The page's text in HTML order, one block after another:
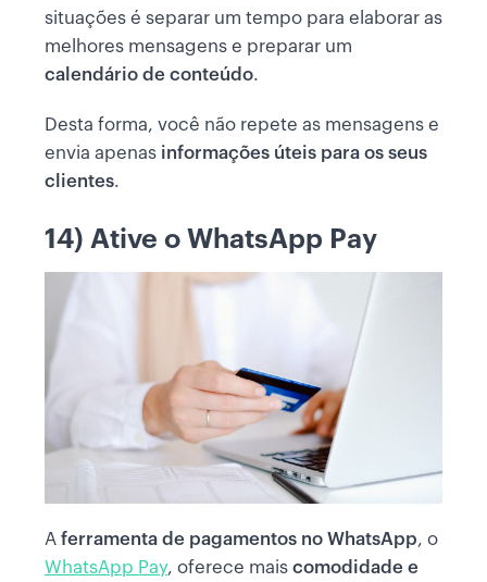
situações é separar um tempo para elaborar as
melhores mensagens e preparar um
calendário de conteúdo.
Desta forma, você não repete as mensagens e
envia apenas informações úteis para os seus
clientes.
14) Ative o WhatsApp Pay
A ferramenta de pagamentos no WhatsApp, o
WhatsApp Pay, oferece mais comodidade e